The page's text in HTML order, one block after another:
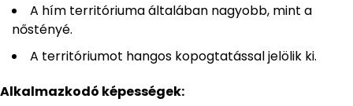
A hím territóriuma általában nagyobb, mint a
nőstényé.
A territóriumot hangos kopogtatással jelölik ki.
Alkalmazkodó képességek: